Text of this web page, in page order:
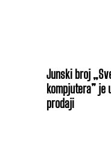
Junski broj
kompjutera” je
prodaji